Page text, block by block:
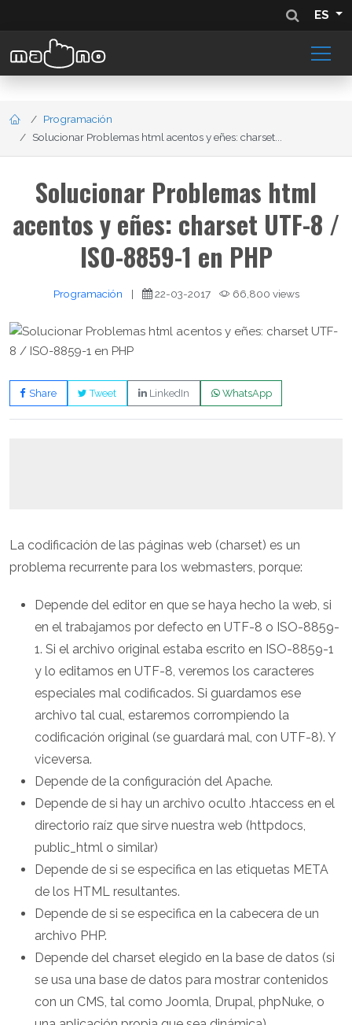
ES
Programación
Solucionar Problemas html acentos y eñes: charset...
Solucionar Problemas html
acentos y eñes: charset UTF-8 /
ISO-8859-1 en PHP
Programación | 22-03-2017 66,800 views
Share Tweet LinkedIn WhatsApp
La codificación de las páginas web (charset) es un
problema recurrente para los webmasters, porque:
Depende del editor en que se haya hecho la web, si
en el trabajamos por defecto en UTF-8 o ISO-8859-
1. Si el archivo original estaba escrito en ISO-8859-1
y lo editamos en UTF-8, veremos los caracteres
especiales mal codificados. Si guardamos ese
archivo tal cual, estaremos corrompiendo la
codificación original (se guardará mal, con UTF-8). Y
viceversa.
Depende de la configuración del Apache.
Depende de si hay un archivo oculto .htaccess en el
directorio raíz que sirve nuestra web (httpdocs,
public_html o similar)
Depende de si se especifica en las etiquetas META
de los HTML resultantes.
Depende de si se especifica en la cabecera de un
archivo PHP.
Depende del charset elegido en la base de datos (si
se usa una base de datos para mostrar contenidos
con un CMS, tal como Joomla, Drupal, phpNuke, o